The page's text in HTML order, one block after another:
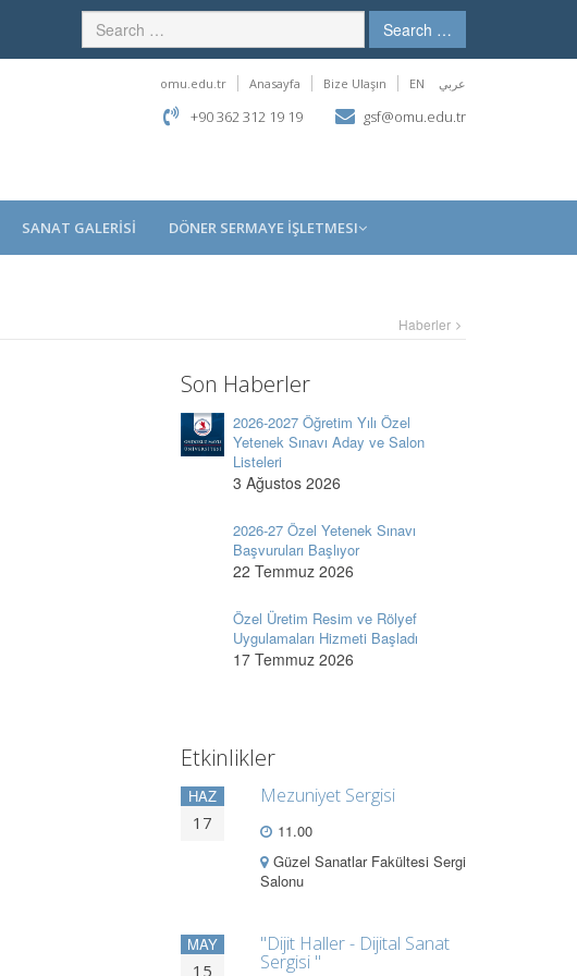
Search …
omu.edu.tr Anasayfa Bize Ulaşın EN عربي
+90 362 312 19 19 gsf@omu.edu.tr
SANAT GALERİSİ DÖNER SERMAYE İŞLETMESI
Haberler
Son Haberler
2026-2027 Öğretim Yılı Özel
Yetenek Sınavı Aday ve Salon
Listeleri
3 Ağustos 2026
2026-27 Özel Yetenek Sınavı
Başvuruları Başlıyor
22 Temmuz 2026
Özel Üretim Resim ve Rölyef
Uygulamaları Hizmeti Başladı
17 Temmuz 2026
Etkinlikler
HAZ
17
Mezuniyet Sergisi
11.00
Güzel Sanatlar Fakültesi Sergi
Salonu
MAY
15
"Dijit Haller - Dijital Sanat
Sergisi "